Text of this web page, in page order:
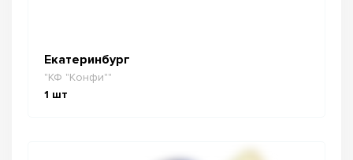
Екатеринбург
"КФ "Конфи""
1 шт